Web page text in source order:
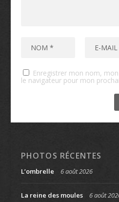
Enregistrer mon nom,
le navigateur pour mon
PHOTOS RÉCENTES
L’ombrelle 6 août 2026
La reine des moules 6 août